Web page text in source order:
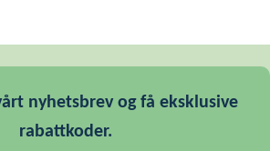
nyhetsbrev og få eksklusive
rabattkoder.